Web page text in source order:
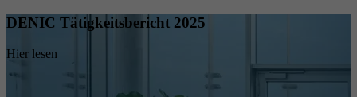
DENIC Tätigkeitsbericht 2025
Hier lesen